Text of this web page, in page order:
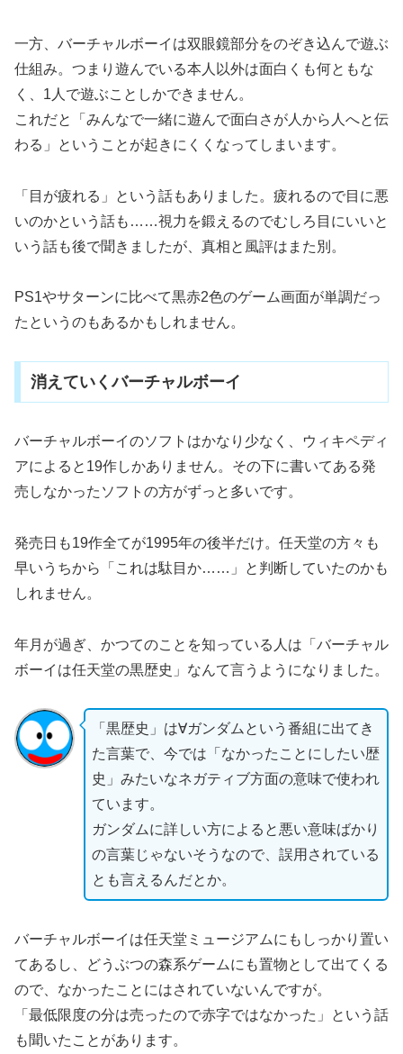
一方、バーチャルボーイは双眼鏡部分をのぞき込んで遊ぶ
仕組み。つまり遊んでいる本人以外は面白くも何ともな
く、1人で遊ぶことしかできません。
これだと「みんなで一緒に遊んで面白さが人から人へと伝
わる」ということが起きにくくなってしまいます。
「目が疲れる」という話もありました。疲れるので目に悪
いのかという話も……視力を鍛えるのでむしろ目にいいと
いう話も後で聞きましたが、真相と風評はまた別。
PS1やサターンに比べて黒赤2色のゲーム画面が単調だっ
たというのもあるかもしれません。
消えていくバーチャルボーイ
バーチャルボーイのソフトはかなり少なく、ウィキペディ
アによると19作しかありません。その下に書いてある発
売しなかったソフトの方がずっと多いです。
発売日も19作全てが1995年の後半だけ。任天堂の方々も
早いうちから「これは駄目か……」と判断していたのかも
しれません。
年月が過ぎ、かつてのことを知っている人は「バーチャル
ボーイは任天堂の黒歴史」なんて言うようになりました。
「黒歴史」は∀ガンダムという番組に出てき
た言葉で、今では「なかったことにしたい歴
史」みたいなネガティブ方面の意味で使われ
ています。
ガンダムに詳しい方によると悪い意味ばかり
の言葉じゃないそうなので、誤用されている
とも言えるんだとか。
バーチャルボーイは任天堂ミュージアムにもしっかり置い
てあるし、どうぶつの森系ゲームにも置物として出てくる
ので、なかったことにはされていないんですが。
「最低限度の分は売ったので赤字ではなかった」という話
も聞いたことがあります。